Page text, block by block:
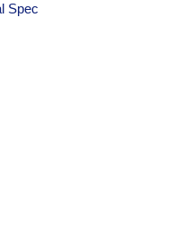
Spec